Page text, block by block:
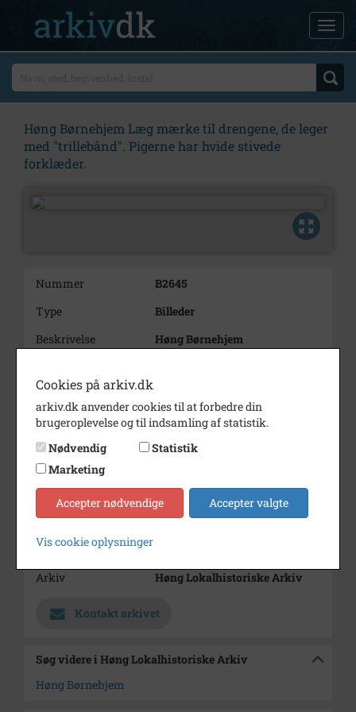
Høng Børnehjem Læg mærke til drengene, de leger
med "trillebånd". Pigerne har hvide stivede
forklæder.
Nummer
B2645
Type
Billeder
Beskrivelse
Høng Børnehjem
Dateringsnote
Fotograf
Jens Hansen
Størrelse
10,5x16
Se på kort
Type
Sogn (1000-2050)
Enhed
Arkiv
Høng Lokalhistoriske Arkiv
Kontakt arkivet
Søg videre i Høng Lokalhistoriske Arkiv
Høng Børnehjem
Cookies på arkiv.dk
arkiv.dk anvender cookies til at forbedre din
brugeroplevelse og til indsamling af statistik.
Nødvendig
Statistik
Marketing
Accepter nødvendige Accepter valgte
Vis cookie oplysninger